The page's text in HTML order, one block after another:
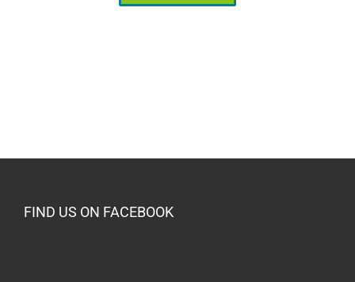
FIND US ON FACEBOOK